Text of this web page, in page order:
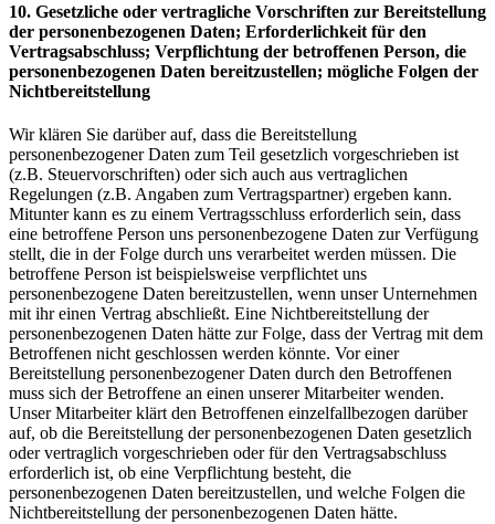
10. Gesetzliche oder vertragliche Vorschriften zur Bereitstellung
der personenbezogenen Daten; Erforderlichkeit für den
Vertragsabschluss; Verpflichtung der betroffenen Person, die
personenbezogenen Daten bereitzustellen; mögliche Folgen der
Nichtbereitstellung
Wir klären Sie darüber auf, dass die Bereitstellung
personenbezogener Daten zum Teil gesetzlich vorgeschrieben ist
(z.B. Steuervorschriften) oder sich auch aus vertraglichen
Regelungen (z.B. Angaben zum Vertragspartner) ergeben kann.
Mitunter kann es zu einem Vertragsschluss erforderlich sein, dass
eine betroffene Person uns personenbezogene Daten zur Verfügung
stellt, die in der Folge durch uns verarbeitet werden müssen. Die
betroffene Person ist beispielsweise verpflichtet uns
personenbezogene Daten bereitzustellen, wenn unser Unternehmen
mit ihr einen Vertrag abschließt. Eine Nichtbereitstellung der
personenbezogenen Daten hätte zur Folge, dass der Vertrag mit dem
Betroffenen nicht geschlossen werden könnte. Vor einer
Bereitstellung personenbezogener Daten durch den Betroffenen
muss sich der Betroffene an einen unserer Mitarbeiter wenden.
Unser Mitarbeiter klärt den Betroffenen einzelfallbezogen darüber
auf, ob die Bereitstellung der personenbezogenen Daten gesetzlich
oder vertraglich vorgeschrieben oder für den Vertragsabschluss
erforderlich ist, ob eine Verpflichtung besteht, die
personenbezogenen Daten bereitzustellen, und welche Folgen die
Nichtbereitstellung der personenbezogenen Daten hätte.